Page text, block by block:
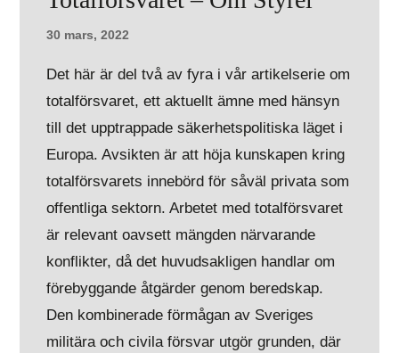
30 mars, 2022
Det här är del två av fyra i vår artikelserie om
totalförsvaret, ett aktuellt ämne med hänsyn
till det upptrappade säkerhetspolitiska läget i
Europa. Avsikten är att höja kunskapen kring
totalförsvarets innebörd för såväl privata som
offentliga sektorn. Arbetet med totalförsvaret
är relevant oavsett mängden närvarande
konflikter, då det huvudsakligen handlar om
förebyggande åtgärder genom beredskap.
Den kombinerade förmågan av Sveriges
militära och civila försvar utgör grunden, där